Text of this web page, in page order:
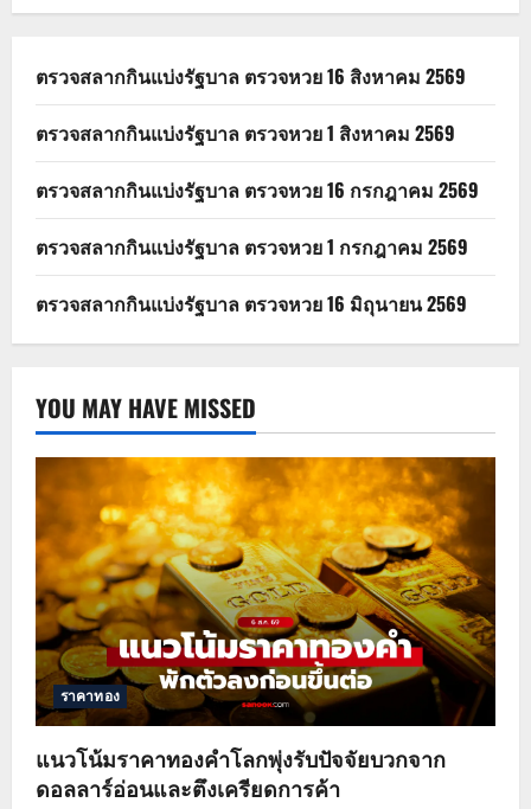
ตรวจสลากกินแบ่งรัฐบาล ตรวจหวย 16 สิงหาคม 2569
ตรวจสลากกินแบ่งรัฐบาล ตรวจหวย 1 สิงหาคม 2569
ตรวจสลากกินแบ่งรัฐบาล ตรวจหวย 16 กรกฎาคม 2569
ตรวจสลากกินแบ่งรัฐบาล ตรวจหวย 1 กรกฎาคม 2569
ตรวจสลากกินแบ่งรัฐบาล ตรวจหวย 16 มิถุนายน 2569
YOU MAY HAVE MISSED
ราคาทอง
แนวโน้มราคาทองคำโลกพุ่งรับปัจจัยบวกจาก
ดอลลาร์อ่อนและตึงเครียดการค้า